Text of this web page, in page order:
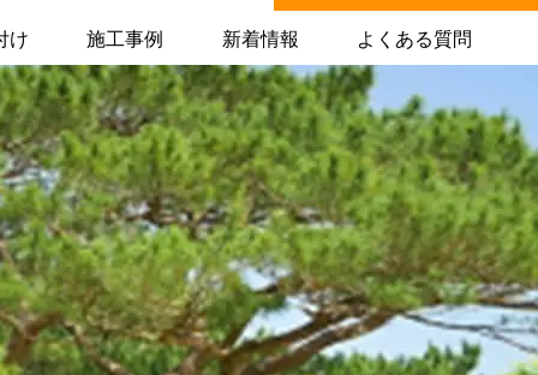
け 施工事例 新着情報 よくある質問